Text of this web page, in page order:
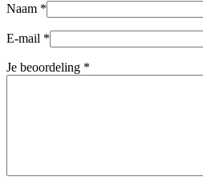
Naam *
E-mail *
Je beoordeling *